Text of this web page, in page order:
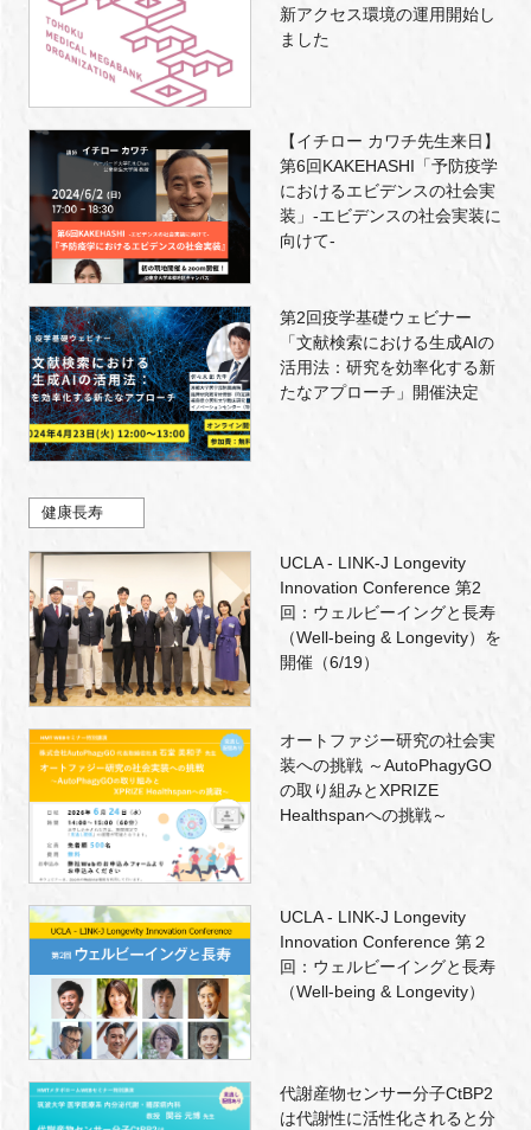
新アクセス環境の運用開始し
ました
【イチロー カワチ先生来日】
第6回KAKEHASHI「予防疫学
におけるエビデンスの社会実
装」-エビデンスの社会実装に
向けて-
第2回疫学基礎ウェビナー
「文献検索における生成AIの
活用法：研究を効率化する新
たなアプローチ」開催決定
健康長寿
UCLA - LINK-J Longevity
Innovation Conference 第2
回：ウェルビーイングと長寿
（Well-being & Longevity）を
開催（6/19）
オートファジー研究の社会実
装への挑戦 ～AutoPhagyGO
の取り組みとXPRIZE
Healthspanへの挑戦～
UCLA - LINK-J Longevity
Innovation Conference 第２
回：ウェルビーイングと長寿
（Well-being & Longevity）
代謝産物センサー分子CtBP2
は代謝性に活性化されると分